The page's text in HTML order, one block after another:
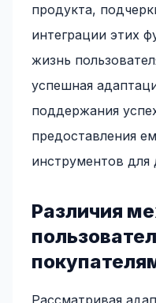
продукта,
интеграции этих
жизнь
успешная
поддержания
предоставления
инструментов для
Различия
Рассматривая